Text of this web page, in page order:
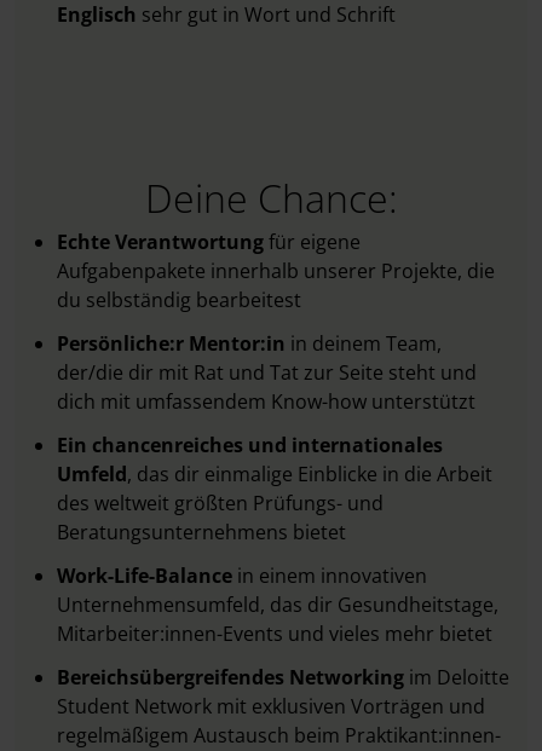
Englisch sehr gut in Wort und Schrift
Deine Chance:
Echte Verantwortungfür eigene
Aufgabenpakete innerhalb unserer Projekte, die
du selbständig bearbeitest
Persönliche:r Mentor:in in deinem Team,
der/die dir mit Rat und Tat zur Seite steht und
dich mit umfassendem Know-how unterstützt
Ein chancenreiches und internationales
Umfeld, das dir einmalige Einblicke in die Arbeit
des weltweit größten Prüfungs- und
Beratungsunternehmens bietet
Work-Life-Balance in einem innovativen
Unternehmensumfeld, das dir Gesundheitstage,
Mitarbeiter:innen-Events und vieles mehr bietet
Bereichsübergreifendes Networking im Deloitte
Student Network mit exklusiven Vorträgen und
regelmäßigem Austausch beim Praktikant:innen-